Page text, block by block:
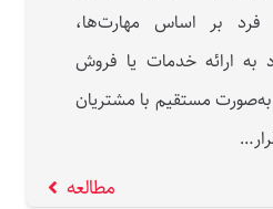
فرد بر اساس مهارت‌ها،
به ارائه خدمات یا فروش
مستقیم با مشتریان
مطالعه